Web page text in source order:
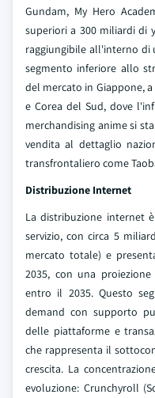
Gundam, My Hero
superiori a 300 miliardi di
raggiungibile all'interno di
segmento inferiore allo
del mercato in Giappone,
e Corea del Sud, dove
merchandising anime si
vendita al dettaglio
transfrontaliero come
Distribuzione Internet
La distribuzione internet
servizio, con circa 5
mercato totale) e
2035, con una
entro il 2035. Questo
demand con supporto
delle piattaforme e
che rappresenta il
crescita. La
evoluzione: Crunchyroll